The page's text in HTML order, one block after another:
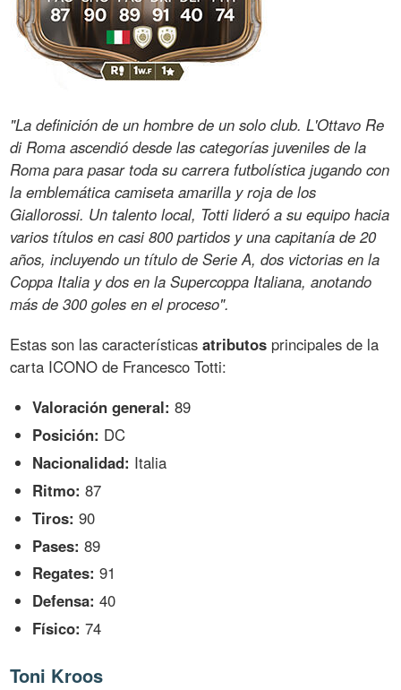
"La definición de un hombre de un solo club. L'Ottavo Re
di Roma ascendió desde las categorías juveniles de la
Roma para pasar toda su carrera futbolística jugando con
la emblemática camiseta amarilla y roja de los
Giallorossi. Un talento local, Totti lideró a su equipo hacia
varios títulos en casi 800 partidos y una capitanía de 20
años, incluyendo un título de Serie A, dos victorias en la
Coppa Italia y dos en la Supercoppa Italiana, anotando
más de 300 goles en el proceso".
Estas son las característicasatributos principales de la
carta ICONO de Francesco Totti:
Valoración general: 89
Posición: DC
Nacionalidad: Italia
Ritmo: 87
Tiros: 90
Pases: 89
Regates: 91
Defensa: 40
Físico: 74
Toni Kroos